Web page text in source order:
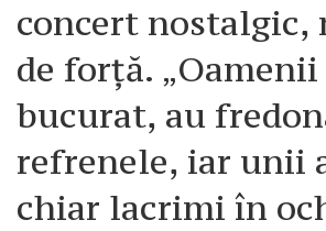
concert nostalgic,
de forță.
bucurat, au
refrenele, iar unii
chiar lacrimi în